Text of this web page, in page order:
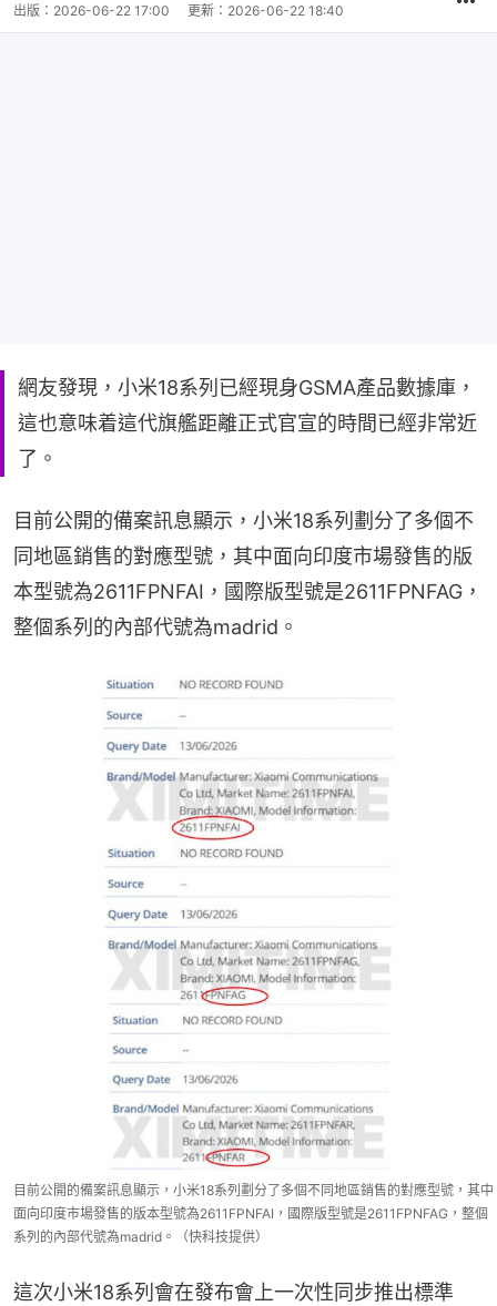
出版： 2026-06-22 17:00 更新： 2026-06-22 18:40
網友發現，小米18系列已經現身GSMA產品數據庫，
這也意味着這代旗艦距離正式官宣的時間已經非常近
了。
目前公開的備案訊息顯示，小米18系列劃分了多個不
同地區銷售的對應型號，其中面向印度市場發售的版
本型號為2611FPNFAI，國際版型號是2611FPNFAG，
整個系列的內部代號為madrid。
目前公開的備案訊息顯示，小米18系列劃分了多個不同地區銷售的對應型號，其中
面向印度市場發售的版本型號為2611FPNFAI，國際版型號是2611FPNFAG，整個
系列的內部代號為madrid。（快科技提供）
這次小米18系列會在發布會上一次性同步推出標準